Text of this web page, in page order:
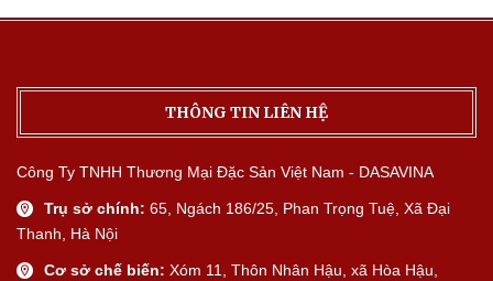
THÔNG TIN LIÊN HỆ
Công Ty TNHH Thương Mại Đặc Sản Việt Nam - DASAVINA
Trụ sở chính: 65, Ngách 186/25, Phan Trọng Tuệ, Xã Đại
Thanh, Hà Nội
Cơ sở chế biến: Xóm 11, Thôn Nhân Hậu, xã Hòa Hậu,